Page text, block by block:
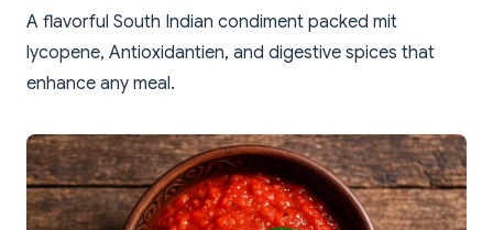
A flavorful South Indian condiment packed mit
lycopene, Antioxidantien, and digestive spices that
enhance any meal.